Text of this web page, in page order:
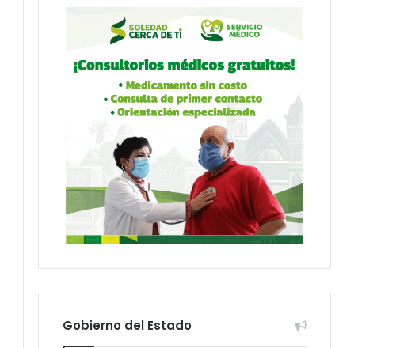
Gobierno del Estado